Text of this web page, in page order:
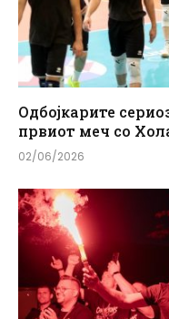
Одбојкарите
првиот меч со
02/06/2026